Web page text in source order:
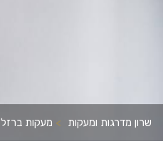
שרון מדרגות ומעקות > מעקות ברזל